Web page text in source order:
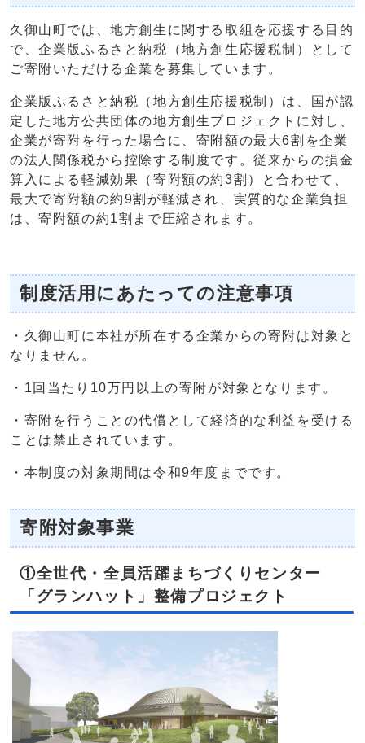
久御山町では、地方創生に関する取組を応援する目的
で、企業版ふるさと納税（地方創生応援税制）として
ご寄附いただける企業を募集しています。
企業版ふるさと納税（地方創生応援税制）は、国が認
定した地方公共団体の地方創生プロジェクトに対し、
企業が寄附を行った場合に、寄附額の最大6割を企業
の法人関係税から控除する制度です。従来からの損金
算入による軽減効果（寄附額の約3割）と合わせて、
最大で寄附額の約9割が軽減され、実質的な企業負担
は、寄附額の約1割まで圧縮されます。
制度活用にあたっての注意事項
・久御山町に本社が所在する企業からの寄附は対象と
なりません。
・1回当たり10万円以上の寄附が対象となります。
・寄附を行うことの代償として経済的な利益を受ける
ことは禁止されています。
・本制度の対象期間は令和9年度までです。
寄附対象事業
①全世代・全員活躍まちづくりセンター
「グランハット」整備プロジェクト